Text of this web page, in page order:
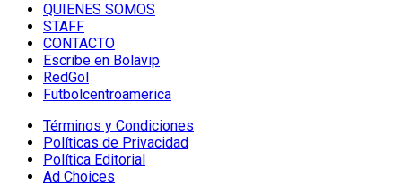
QUIENES SOMOS
STAFF
CONTACTO
Escribe en Bolavip
RedGol
Futbolcentroamerica
Términos y Condiciones
Políticas de Privacidad
Política Editorial
Ad Choices